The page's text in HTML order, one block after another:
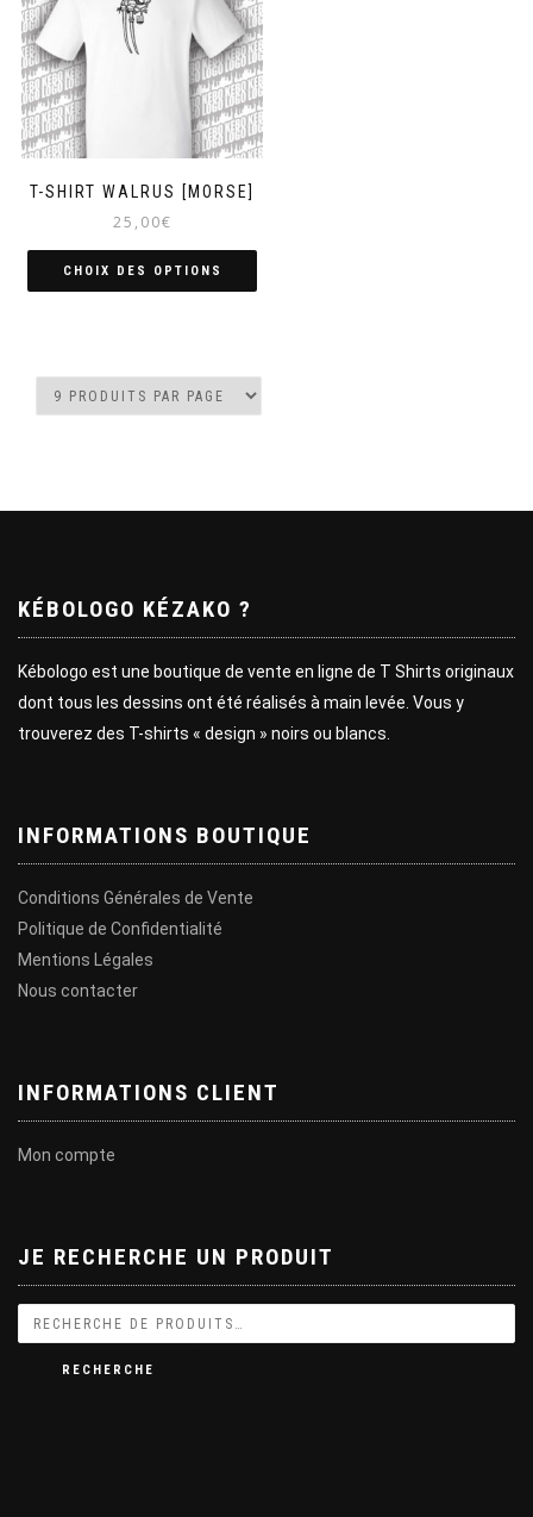
T-SHIRT WALRUS [MORSE]
25,00€
CHOIX DES OPTIONS
KÉBOLOGO KÉZAKO ?
Kébologo est une boutique de vente en ligne de T Shirts originaux
dont tous les dessins ont été réalisés à main levée. Vous y
trouverez des T-shirts « design » noirs ou blancs.
INFORMATIONS BOUTIQUE
Conditions Générales de Vente
Politique de Confidentialité
Mentions Légales
Nous contacter
INFORMATIONS CLIENT
Mon compte
JE RECHERCHE UN PRODUIT
RECHERCHE